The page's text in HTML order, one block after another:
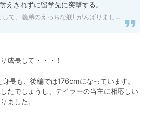
えきれずに留学先に突撃する。
のえっちな躾! がんばりましょう! 後編 [warm bath] 予告作品 | DLsite がるまに
成長して・・・！
長も、後編では176cmになっています。
たでしょうし、テイラーの当主に相応しい
ました。